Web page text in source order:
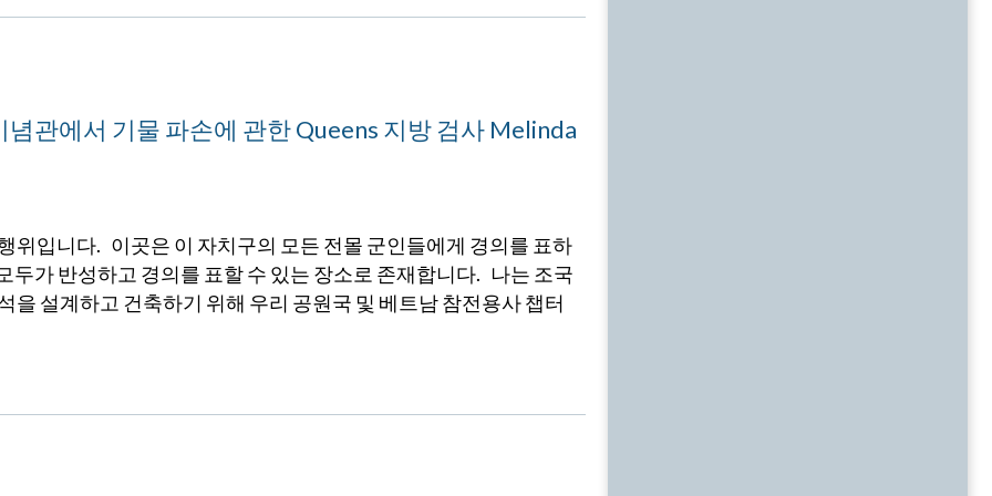
관에서 기물 파손에 관한 Queens 지방 검사 Melinda
위입니다. 이곳은 이 자치구의 모든 전몰 군인들에게 경의를 표하
두가 반성하고 경의를 표할 수 있는 장소로 존재합니다. 나는 조국
을 설계하고 건축하기 위해 우리 공원국 및 베트남 참전용사 챕터